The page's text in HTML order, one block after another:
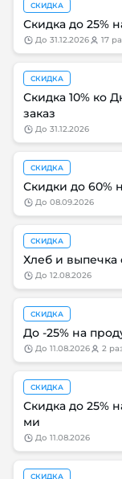
СКИДКА
Скидка до 25%
до 31.12.2026 17
СКИДКА
Скидка 10% ко
заказ
до 31.12.2026
СКИДКА
Скидки до 60%
до 08.09.2026
СКИДКА
Хлеб и выпечка
до 12.08.2026
СКИДКА
До -25% на
до 11.08.2026 2
СКИДКА
Скидка до 25%
ми
до 11.08.2026
СКИДКА